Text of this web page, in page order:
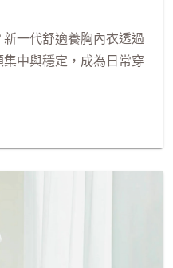
一代舒適養胸內衣透過
中與穩定，成為日常穿